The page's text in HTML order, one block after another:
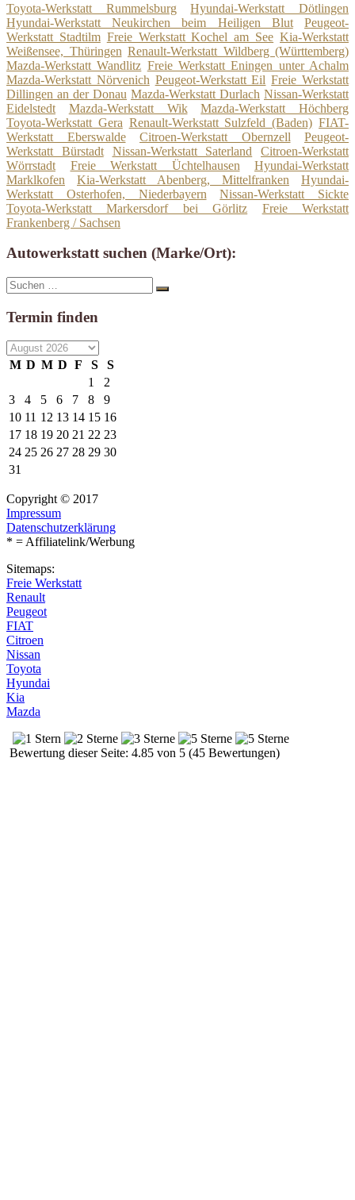
Toyota-Werkstatt Rummelsburg
Hyundai-Werkstatt Dötlingen
Hyundai-Werkstatt Neukirchen beim Heiligen Blut
Peugeot-
Werkstatt Stadtilm Freie Werkstatt Kochel am See Kia-Werkstatt
Weißensee, Thüringen Renault-Werkstatt Wildberg (Württemberg)
Mazda-Werkstatt Wandlitz Freie Werkstatt Eningen unter Achalm
Mazda-Werkstatt Nörvenich Peugeot-Werkstatt Eil Freie Werkstatt
Dillingen an der Donau Mazda-Werkstatt Durlach Nissan-Werkstatt
Eidelstedt
Mazda-Werkstatt Wik
Mazda-Werkstatt Höchberg
Toyota-Werkstatt Gera Renault-Werkstatt Sulzfeld (Baden) FIAT-
Werkstatt Eberswalde
Citroen-Werkstatt Obernzell
Peugeot-
Werkstatt Bürstadt
Nissan-Werkstatt Saterland
Citroen-Werkstatt
Wörrstadt
Freie Werkstatt Üchtelhausen
Hyundai-Werkstatt
Marklkofen
Kia-Werkstatt Abenberg, Mittelfranken
Hyundai-
Werkstatt Osterhofen, Niederbayern
Nissan-Werkstatt Sickte
Toyota-Werkstatt Markersdorf bei Görlitz
Freie Werkstatt
Frankenberg / Sachsen
Autowerkstatt suchen (Marke/Ort):
Suche
nach:
Suchen
Termin finden
M D M D F S
S
1
2
3
4 5 6 7 8
9
10 11 12 13 14 15 16
17 18 19 20 21 22 23
24 25 26 27 28 29 30
31
Copyright © 2017
Impressum
Datenschutzerklärung
* = Affiliatelink/Werbung
Sitemaps:
Freie Werkstatt
Renault
Peugeot
FIAT
Citroen
Nissan
Toyota
Hyundai
Kia
Mazda
Bewertung dieser Seite: 4.85 von 5 (45 Bewertungen)